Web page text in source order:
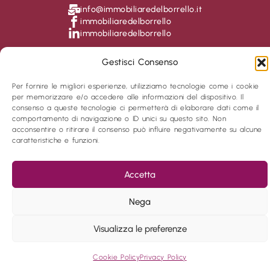
Gestisci Consenso
Per fornire le migliori esperienze, utilizziamo tecnologie come i cookie
per memorizzare e/o accedere alle informazioni del dispositivo. Il
consenso a queste tecnologie ci permetterà di elaborare dati come il
comportamento di navigazione o ID unici su questo sito. Non
acconsentire o ritirare il consenso può influire negativamente su alcune
caratteristiche e funzioni.
Accetta
Nega
Visualizza le preferenze
Cookie PolicyPrivacy Policy
info@immobiliaredelborrello.it
immobiliaredelborrello
immobiliaredelborrello
Privacy Policy Cookies Policy
COPYRIGHT © 2024 IMMOBILIARE DEL BORRELLO - VIA
TAGLIAMENTO, 2 -20139 MILANO (MI)
POWERED BY